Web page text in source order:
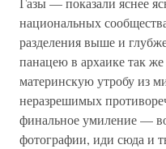
национальных
разделения выше и
панацею в архаике так
материнскую утробу из
неразрешимых
финальное умиление —
фотографии, иди сюда и